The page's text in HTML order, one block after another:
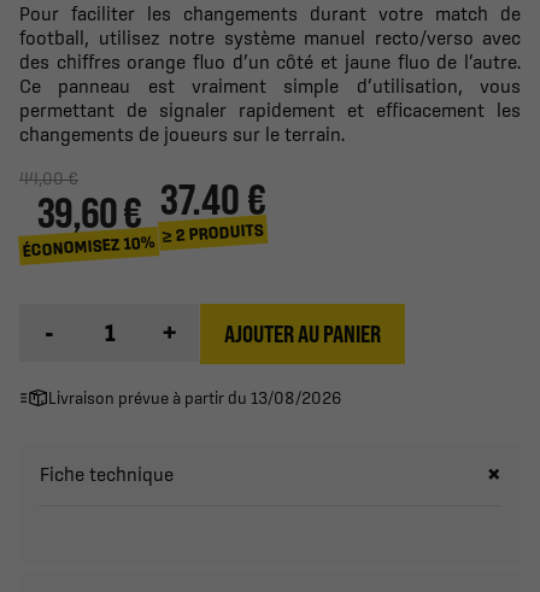
Pour faciliter les changements durant votre match de
football, utilisez notre système manuel recto/verso avec
des chiffres orange fluo d’un côté et jaune fluo de l’autre.
Ce panneau est vraiment simple d’utilisation, vous
permettant de signaler rapidement et efficacement les
changements de joueurs sur le terrain.
44,00 €
39,60 €
ÉCONOMISEZ 10%
37.40 €
≥ 2 PRODUITS
- + AJOUTER AU PANIER
Livraison prévue à partir du 13/08/2026
Fiche technique